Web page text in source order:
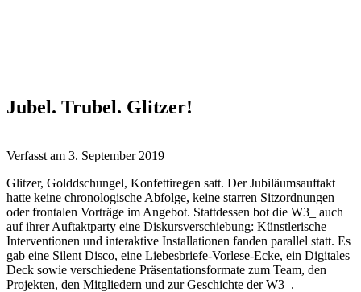
Jubel. Trubel. Glitzer!
Verfasst am 3. September 2019
Glitzer, Golddschungel, Konfettiregen satt. Der Jubiläumsauftakt
hatte keine chronologische Abfolge, keine starren Sitzordnungen
oder frontalen Vorträge im Angebot. Stattdessen bot die W3_ auch
auf ihrer Auftaktparty eine Diskursverschiebung: Künstlerische
Interventionen und interaktive Installationen fanden parallel statt. Es
gab eine Silent Disco, eine Liebesbriefe-Vorlese-Ecke, ein Digitales
Deck sowie verschiedene Präsentationsformate zum Team, den
Projekten, den Mitgliedern und zur Geschichte der W3_.